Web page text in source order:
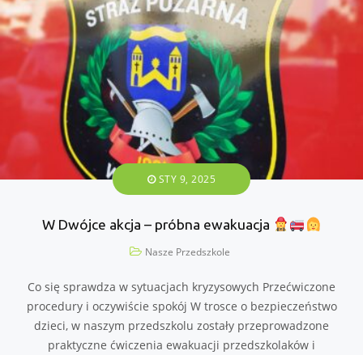
STY 9, 2025
W Dwójce akcja – próbna ewakuacja
Nasze Przedszkole
Co się sprawdza w sytuacjach kryzysowych Przećwiczone
procedury i oczywiście spokój W trosce o bezpieczeństwo
dzieci, w naszym przedszkolu zostały przeprowadzone
praktyczne ćwiczenia ewakuacji przedszkolaków i